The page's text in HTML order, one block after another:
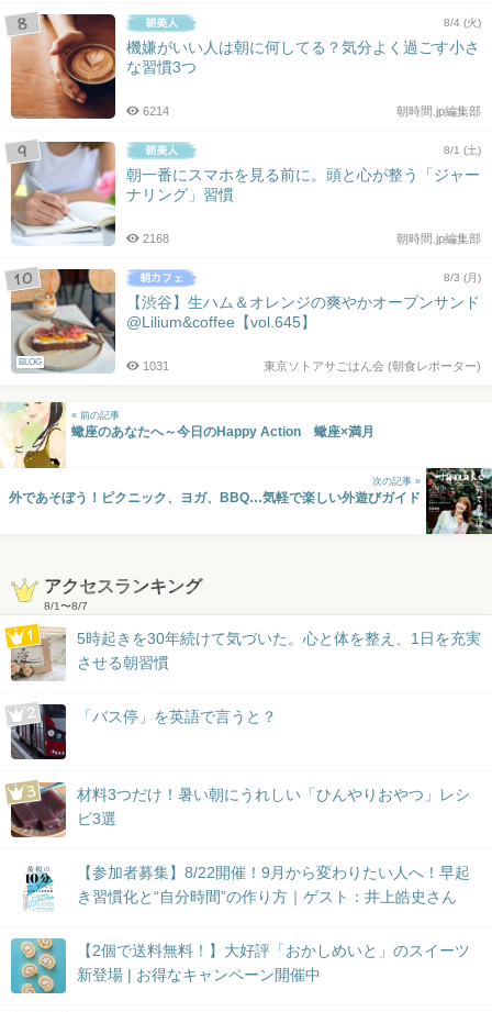
8/4 (火)
機嫌がいい人は朝に何してる？気分よく過ごす小さ
な習慣3つ
朝時間.jp編集部
6214
8/1 (土)
朝一番にスマホを見る前に。頭と心が整う「ジャー
ナリング」習慣
朝時間.jp編集部
2168
BLOG
8/3 (月)
【渋谷】生ハム＆オレンジの爽やかオープンサンド
@Lilium&coffee【vol.645】
東京ソトアサごはん会 (朝食レポーター)
1031
« 前の記事
蠍座のあなたへ～今日のHappy Action 蠍座×満月
次の記事 »
外であそぼう！ピクニック、ヨガ、BBQ…気軽で楽しい外遊びガイド
アクセスランキング
8/1〜8/7
5時起きを30年続けて気づいた。心と体を整え、1日を充実
させる朝習慣
「バス停」を英語で言うと？
材料3つだけ！暑い朝にうれしい「ひんやりおやつ」レシ
ピ3選
【参加者募集】8/22開催！9月から変わりたい人へ！早起
き習慣化と“自分時間”の作り方｜ゲスト：井上皓史さん
【2個で送料無料！】大好評「おかしめいと」のスイーツ
新登場 | お得なキャンペーン開催中